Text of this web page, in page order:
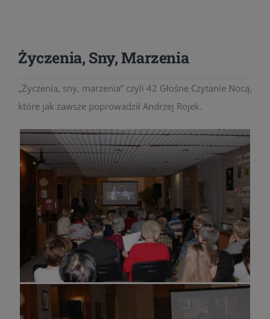
Życzenia, Sny, Marzenia
„Życzenia, sny, marzenia” czyli 42 Głośne Czytanie Nocą,
które jak zawsze poprowadził Andrzej Rojek.